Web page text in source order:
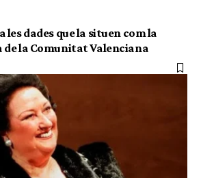
dades que la situen com la
de la Comunitat Valenciana